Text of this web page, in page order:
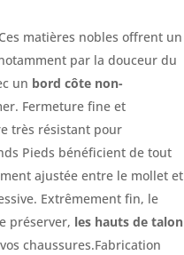
matières nobles offrent un
par la douceur du
un bord côte non-
Fermeture fine et
très résistant pour
Pieds bénéficient de tout
ajustée entre le mollet et
Extrêmement fin, le
préserver, les hauts de talon
chaussures.Fabrication